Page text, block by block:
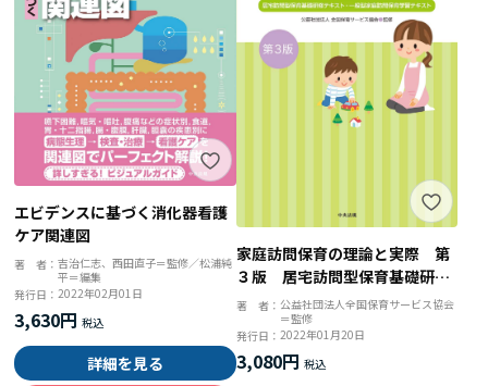
エビデンスに基づく消化器看護
ケア関連図
著 者：吉治仁志、西田直子＝監修／松浦純
平＝編集
発行日：2022年02月01日
3,630円
詳細を見る
家庭訪問保育の理論と実際 第
３版 居宅訪問型保育基礎研修
テキスト・一般型家庭訪問保育
学習テキスト
著 者： 公益社団法人全国保育サービス協会
＝監修
発行日： 2022年01月20日
3,080円